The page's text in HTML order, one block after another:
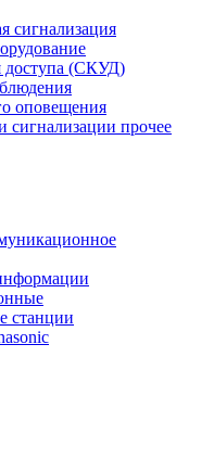
сигнализация
доступа (СКУД)
оповещения
прочее
станции